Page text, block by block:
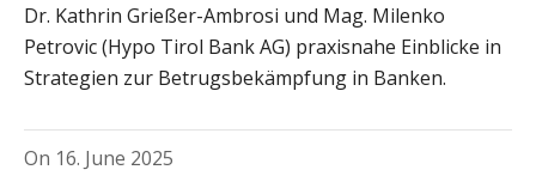
Dr. Kathrin Grießer-Ambrosi und Mag. Milenko
Petrovic (Hypo Tirol Bank AG) praxisnahe Einblicke in
Strategien zur Betrugsbekämpfung in Banken.
On 16. June 2025